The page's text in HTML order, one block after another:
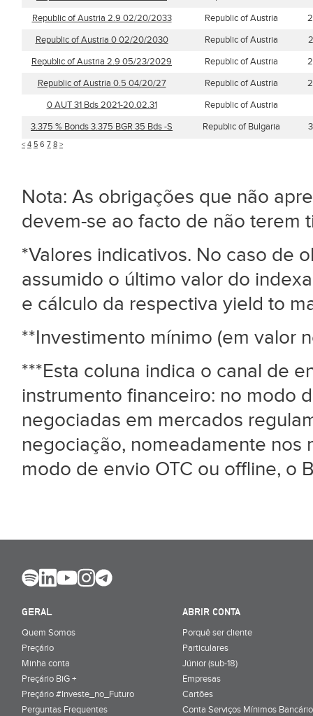
Republic of Austria 2.9 02/20/2033
Republic of Austria
Republic of Austria 0 02/20/2030
Republic of Austria
Republic of Austria 2.9 05/23/2029
Republic of Austria
Republic of Austria 0.5 04/20/27
Republic of Austria
0 AUT 31 Bds 2021-20.02.31
Republic of Austria
3.375 % Bonds 3.375 BGR 35 Bds -S
Republic of Bulgaria
< 4 5 6 7 8 >
Nota: As obrigações que não
devem-se ao facto de não terem
*Valores indicativos. No caso de
assumido o último valor do
e cálculo da respectiva yield to
**Investimento mínimo (em valor
***Esta coluna indica o canal de
instrumento financeiro: no modo
negociadas em mercados
negociação, nomeadamente nos
modo de envio OTC ou offline, o
GERAL
Quem Somos
Preçário
Minha conta
Preçário BiG +
Preçário #Investe_no_Futuro
Perguntas Frequentes
ABRIR CONTA
Porquê ser cliente
Particulares
Júnior (sub-18)
Empresas
Cartões
Conta Serviços Mínimos